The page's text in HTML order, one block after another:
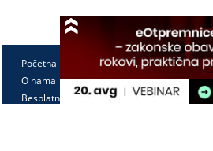
Početna
O nama
Besplatno